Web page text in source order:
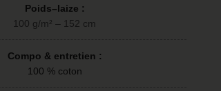
Poids–laize :
100 g/m² – 152 cm
Compo & entretien :
100 % coton